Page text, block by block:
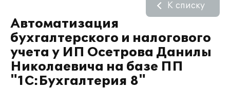
Автоматизация
бухгалтерского и налогового
учета у ИП Осетрова Данилы
Николаевича на базе ПП
"1С:Бухгалтерия 8"
К списку